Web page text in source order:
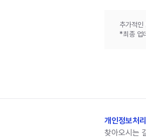
추가적인
*최종 업
개인정보처
찾아오시는